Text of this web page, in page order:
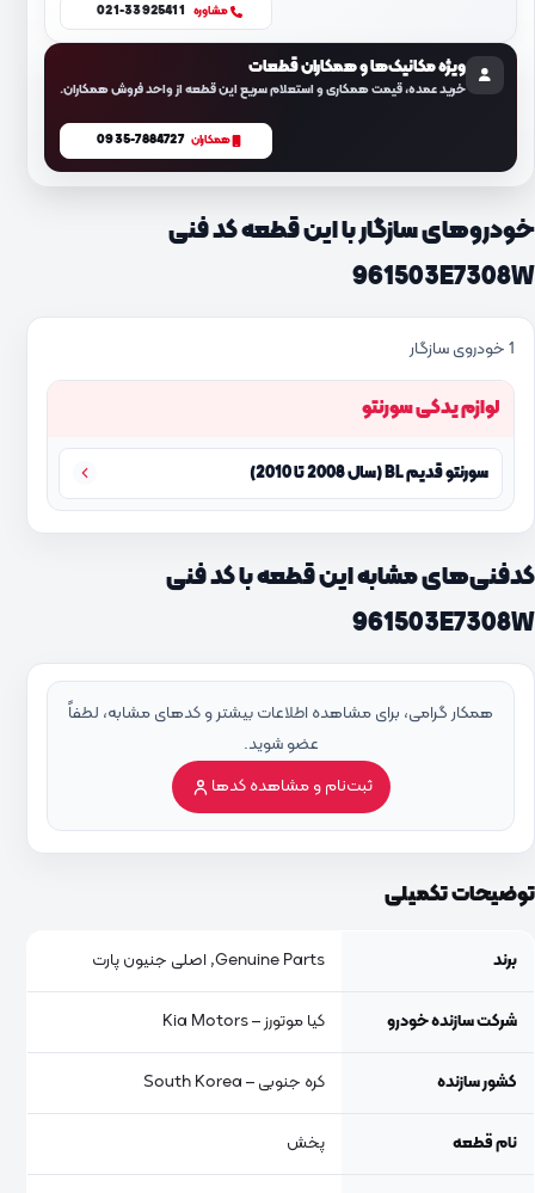
مشاوره 021-33925411
ویژه مکانیک‌ها و همکاران قطعات
خرید عمده، قیمت همکاری و استعلام سریع این قطعه از واحد فروش همکاران.
همکاران 0935-7884727
خودروهای سازگار با این قطعه کد فنی
961503E7308W
1 خودروی سازگار
لوازم یدکی سورنتو
سورنتو قدیم BL (سال 2008 تا 2010)
کدفنی‌های مشابه این قطعه با کد فنی
961503E7308W
همکار گرامی، برای مشاهده اطلاعات بیشتر و کدهای مشابه، لطفاً
عضو شوید.
ثبت‌نام و مشاهده کدها
توضیحات تکمیلی
برند Genuine Parts, اصلی جنیون پارت
شرکت سازنده خودرو کیا موتورز – Kia Motors
کشور سازنده کره جنوبی – South Korea
نام قطعه پخش